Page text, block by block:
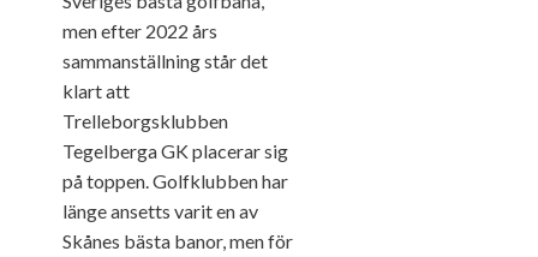
men efter 2022 års
sammanställning står det
klart att
Trelleborgsklubben
Tegelberga GK placerar sig
på toppen. Golfklubben har
länge ansetts varit en av
Skånes bästa banor, men för